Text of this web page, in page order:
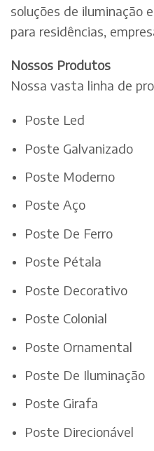
soluções de iluminação
para residências,
Nossos Produtos
Nossa vasta linha de
Poste Led
Poste Galvanizado
Poste Moderno
Poste Aço
Poste De Ferro
Poste Pétala
Poste Decorativo
Poste Colonial
Poste Ornamental
Poste De Iluminação
Poste Girafa
Poste Direcionável